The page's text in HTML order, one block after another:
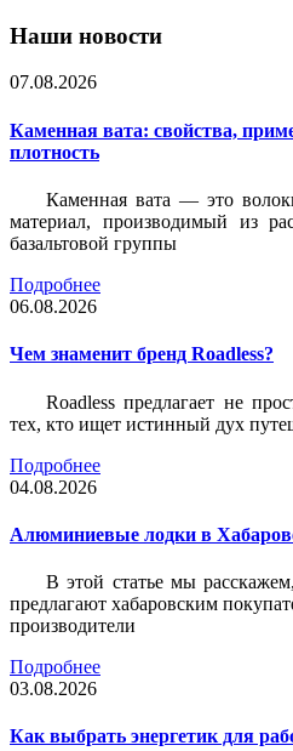
Наши новости
07.08.2026
Каменная вата: свойства,
плотность
Каменная вата — это
материал, производимый из
базальтовой группы
Подробнее
06.08.2026
Чем знаменит бренд Roadless?
Roadless предлагает не
тех, кто ищет истинный дух
Подробнее
04.08.2026
Алюминиевые лодки в
В этой статье мы
предлагают хабаровским
производители
Подробнее
03.08.2026
Как выбрать энергетик для